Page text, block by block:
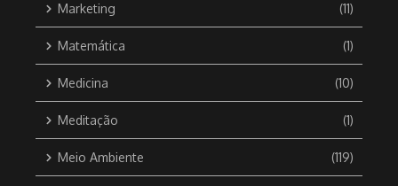
Marketing (11)
Matemática (1)
Medicina (10)
Meditação (1)
Meio Ambiente (119)